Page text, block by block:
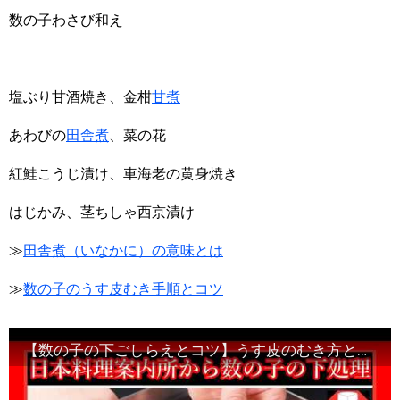
数の子わさび和え
塩ぶり甘酒焼き、金柑甘煮
あわびの田舎煮、菜の花
紅鮭こうじ漬け、車海老の黄身焼き
はじかみ、茎ちしゃ西京漬け
≫田舎煮（いなかに）の意味とは
≫数の子のうす皮むき手順とコツ
【数の子の下ごしらえとコツ】うす皮のむき方と塩抜き・初心者向け味付け方法・Japanese food